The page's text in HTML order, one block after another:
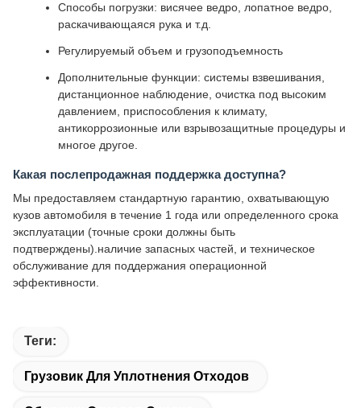
Способы погрузки: висячее ведро, лопатное ведро,
раскачивающаяся рука и т.д.
Регулируемый объем и грузоподъемность
Дополнительные функции: системы взвешивания,
дистанционное наблюдение, очистка под высоким
давлением, приспособления к климату,
антикоррозионные или взрывозащитные процедуры и
многое другое.
Какая послепродажная поддержка доступна?
Мы предоставляем стандартную гарантию, охватывающую
кузов автомобиля в течение 1 года или определенного срока
эксплуатации (точные сроки должны быть
подтверждены).наличие запасных частей, и техническое
обслуживание для поддержания операционной
эффективности.
Теги:
Грузовик Для Уплотнения Отходов